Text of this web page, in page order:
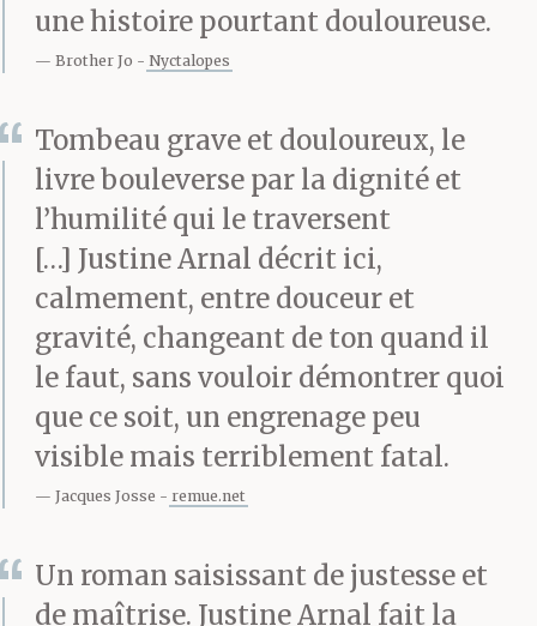
une histoire pourtant douloureuse.
Brother Jo Nyctalopes
Tombeau grave et douloureux, le
livre bouleverse par la dignité et
l’humilité qui le traversent
[…] Justine Arnal décrit ici,
calmement, entre douceur et
gravité, changeant de ton quand il
le faut, sans vouloir démontrer quoi
que ce soit, un engrenage peu
visible mais terriblement fatal.
Jacques Josse remue.net
Un roman saisissant de justesse et
de maîtrise. Justine Arnal fait la